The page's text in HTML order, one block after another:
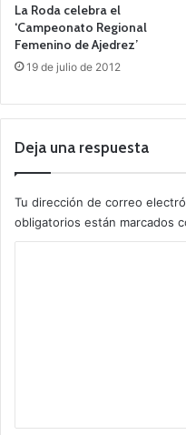
La Roda celebra el
‘Campeonato Regional
Femenino de Ajedrez’
19 de julio de 2012
Deja una respuesta
Tu dirección de correo
obligatorios están marcados